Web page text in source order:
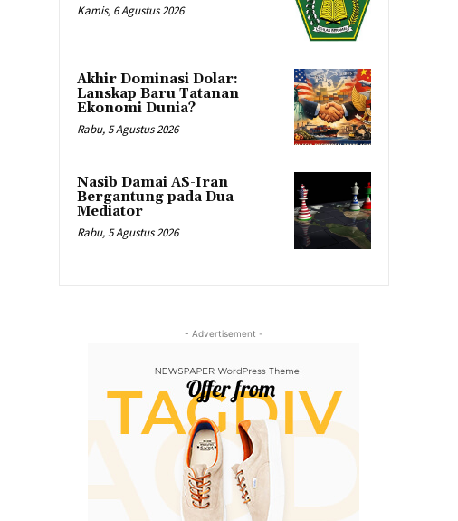
Kamis, 6 Agustus 2026
Akhir Dominasi Dolar:
Lanskap Baru Tatanan
Ekonomi Dunia?
Rabu, 5 Agustus 2026
Nasib Damai AS-Iran
Bergantung pada Dua
Mediator
Rabu, 5 Agustus 2026
- Advertisement -